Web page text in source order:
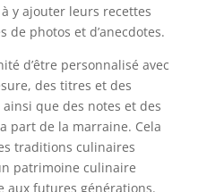
y ajouter leurs recettes
de photos et d’anecdotes.
d’être personnalisé avec
des titres et des
que des notes et des
part de la marraine. Cela
traditions culinaires
patrimoine culinaire
aux futures générations.